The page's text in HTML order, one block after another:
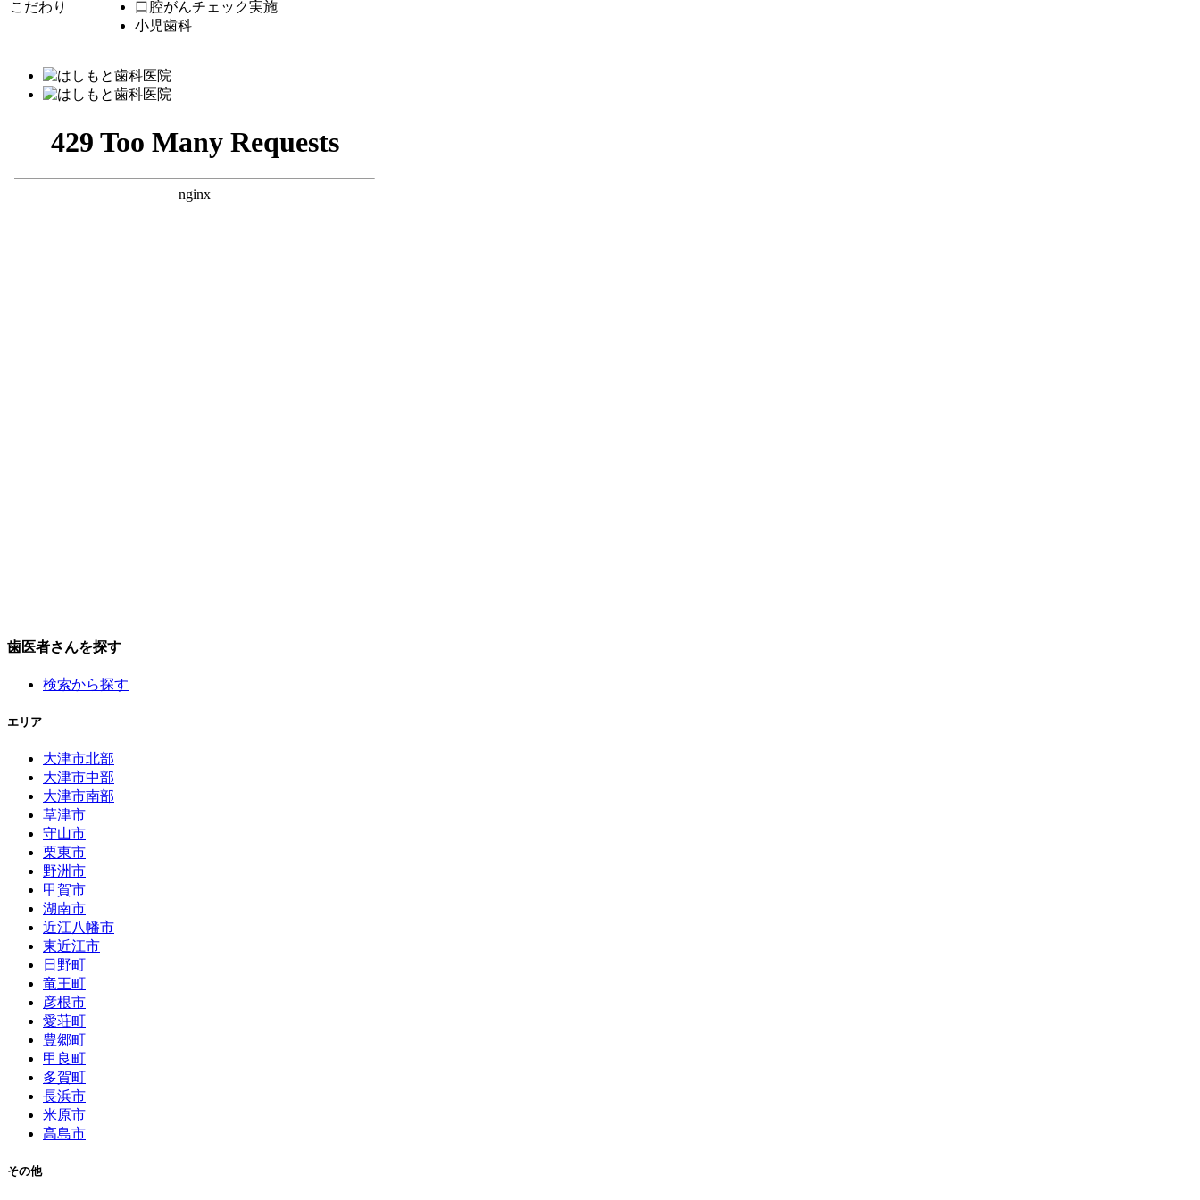
こだわり
口腔がんチェック実施
小児歯科
歯医者さんを探す
検索から探す
エリア
大津市北部
大津市中部
大津市南部
草津市
守山市
栗東市
野洲市
甲賀市
湖南市
近江八幡市
東近江市
日野町
竜王町
彦根市
愛荘町
豊郷町
甲良町
多賀町
長浜市
米原市
高島市
その他